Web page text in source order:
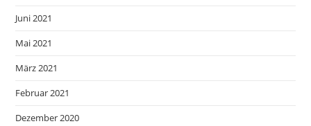
Juni 2021
Mai 2021
März 2021
Februar 2021
Dezember 2020